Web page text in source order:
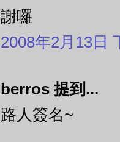
謝囉
2008年2月13日
berros 提到...
路人簽名~